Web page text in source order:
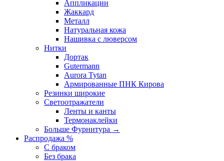
Аппликации
Жаккард
Металл
Натуральная кожа
Нашивка с люверсом
Нитки
Дортак
Gutermann
Aurora Tytan
Армированные ПНК Кирова
Резинки широкие
Светоотражатели
Ленты и канты
Термонаклейки
Больше Фурнитура →
Распродажа %
С браком
Без брака